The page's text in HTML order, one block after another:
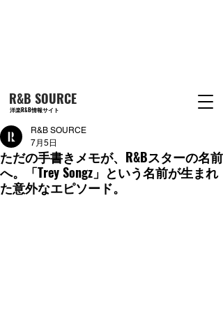
R&B SOURCE
洋楽R&B情報サイト
ただの手書きメモが、R&Bスターの名前
へ。「Trey Songz」という名前が生まれ
た意外なエピソード。
R&B SOURCE
7月5日